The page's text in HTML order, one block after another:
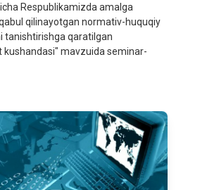
Respublikamizda amalga
qilinayotgan normativ-huquqiy
tanishtirishga qaratilgan
kushandasi" mavzuida seminar-